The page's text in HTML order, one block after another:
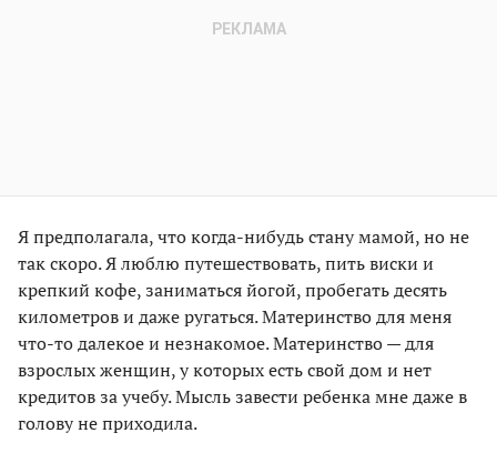
Я предполагала, что когда-нибудь стану мамой, но не
так скоро. Я люблю путешествовать, пить виски и
крепкий кофе, заниматься йогой, пробегать десять
километров и даже ругаться. Материнство для меня
что-то далекое и незнакомое. Материнство — для
взрослых женщин, у которых есть свой дом и нет
кредитов за учебу. Мысль завести ребенка мне даже в
голову не приходила.